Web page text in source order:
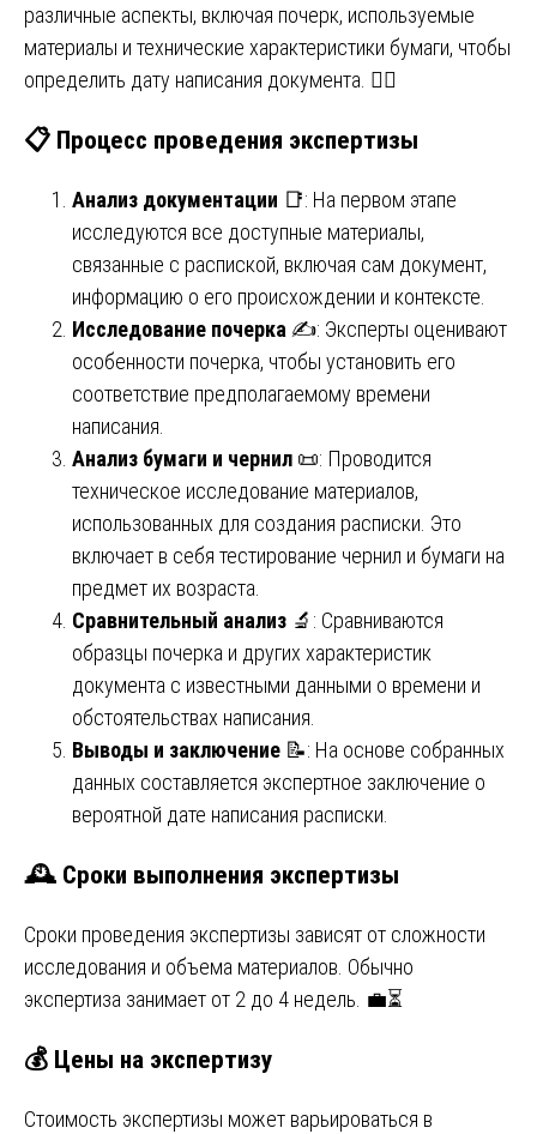
различные аспекты, включая почерк, используемые
материалы и технические характеристики бумаги, чтобы
определить дату написания документа. 🕵️‍♂️
📋 Процесс проведения экспертизы
Анализ документации 📑: На первом этапе
исследуются все доступные материалы,
связанные с распиской, включая сам документ,
информацию о его происхождении и контексте.
Исследование почерка ✍️: Эксперты оценивают
особенности почерка, чтобы установить его
соответствие предполагаемому времени
написания.
Анализ бумаги и чернил 📜: Проводится
техническое исследование материалов,
использованных для создания расписки. Это
включает в себя тестирование чернил и бумаги на
предмет их возраста.
Сравнительный анализ 🔬: Сравниваются
образцы почерка и других характеристик
документа с известными данными о времени и
обстоятельствах написания.
Выводы и заключение 📝: На основе собранных
данных составляется экспертное заключение о
вероятной дате написания расписки.
🕰️ Сроки выполнения экспертизы
Сроки проведения экспертизы зависят от сложности
исследования и объема материалов. Обычно
экспертиза занимает от 2 до 4 недель. 💼⏳
💰 Цены на экспертизу
Стоимость экспертизы может варьироваться в